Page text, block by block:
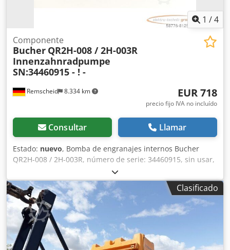
1 /4
Remscheid 8.334 km
Componente
Bucher QR2H-008 / 2H-003R
Innenzahnradpumpe
SN:34460915 - ! -
EUR 718
precio fijo IVA no incluído
Consultar Llamar
Estado: nuevo, Bomba de engranajes internos Bucher
QR2H-008 / 2H-003R, número de serie: 34460915, sin usar,
100 % operativa, el alcance del suministro se indica en las
fotos. Dkodji D Ulvjpfx Ac Ujr
Clasificado